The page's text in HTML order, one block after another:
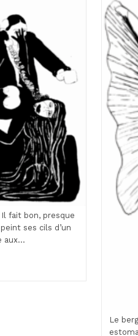
fait bon, presque
ses cils d’un
aux…
Le